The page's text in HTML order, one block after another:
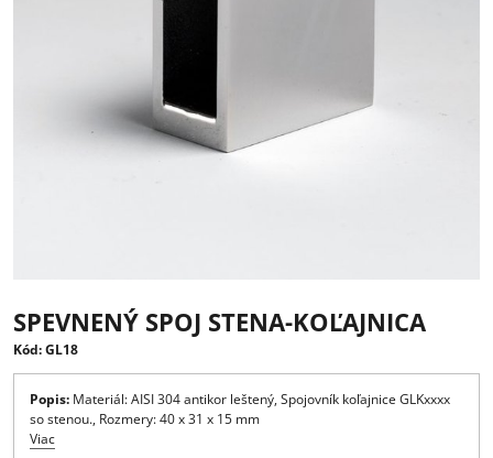
SPEVNENÝ SPOJ STENA-KOĽAJNICA
Kód: GL18